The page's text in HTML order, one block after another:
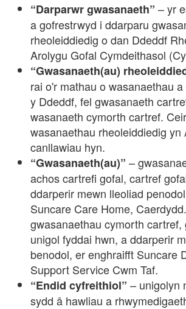
“Darparwr gwasanaeth” – yr
a gofrestrwyd i ddarparu
rheoleiddiedig o dan Ddeddf
Arolygu Gofal Cymdeithasol
“Gwasanaeth(au)
rai o'r mathau o wasanaethau
y Ddeddf, fel gwasanaeth
wasanaeth cymorth cartref.
wasanaethau rheoleiddiedig yn
canllawiau hyn.
“Gwasanaeth(au)” –
achos cartrefi gofal, cartref
ddarperir mewn lleoliad
Suncare Care Home,
gwasanaethau cymorth cartref,
unigol fyddai hwn, a ddarperir
benodol, er enghraifft Suncare
Support Service Cwm Taf.
“Endid cyfreithiol” – unigolyn
sydd â hawliau a